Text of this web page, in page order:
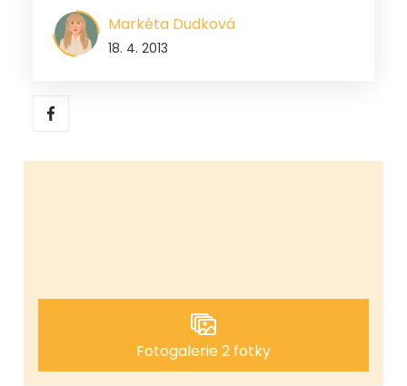
Markéta Dudková
18. 4. 2013
Fotogalerie 2 fotky